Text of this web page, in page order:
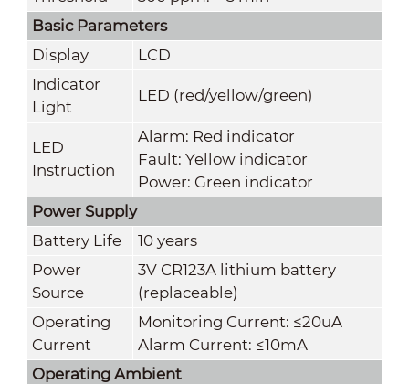
Basic Parameters
Display
LCD
Indicator
Light
LED (red/yellow/green)
LED
Instruction
Alarm: Red indicator
Fault: Yellow indicator
Power: Green indicator
Power Supply
Battery Life
10 years
Power
Source
3V CR123A lithium battery
(replaceable)
Operating
Current
Monitoring Current: ≤20uA
Alarm Current: ≤10mA
Operating Ambient